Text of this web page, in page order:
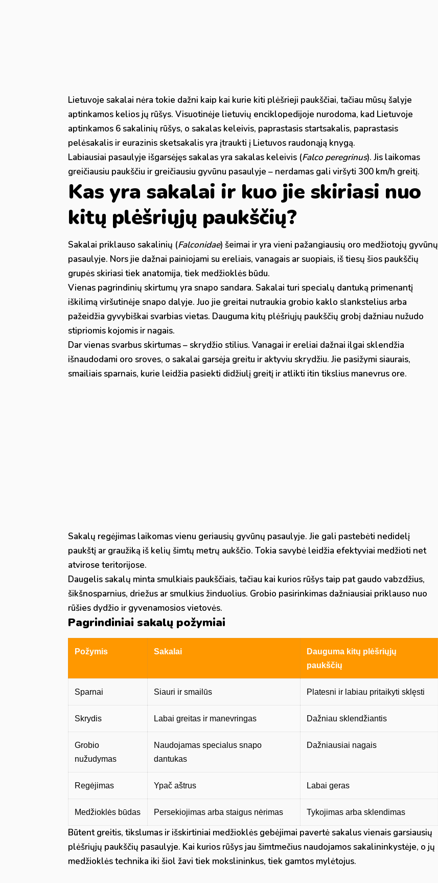
Lietuvoje sakalai nėra tokie dažni kaip kai kurie kiti plėšrieji paukščiai, tačiau mūsų šalyje
aptinkamos kelios jų rūšys. Visuotinėje lietuvių enciklopedijoje nurodoma, kad Lietuvoje
aptinkamos 6 sakalinių rūšys, o sakalas keleivis, paprastasis startsakalis, paprastasis
pelėsakalis ir eurazinis sketsakalis yra įtraukti į Lietuvos raudonąją knygą.
Labiausiai pasaulyje išgarsėjęs sakalas yra sakalas keleivis (Falco peregrinus). Jis laikomas
greičiausiu paukščiu ir greičiausiu gyvūnu pasaulyje – nerdamas gali viršyti 300 km/h greitį.
Kas yra sakalai ir kuo jie skiriasi nuo
kitų plėšriųjų paukščių?
Sakalai priklauso sakalinių (Falconidae) šeimai ir yra vieni pažangiausių oro medžiotojų gyvūnų
pasaulyje. Nors jie dažnai painiojami su ereliais, vanagais ar suopiais, iš tiesų šios paukščių
grupės skiriasi tiek anatomija, tiek medžioklės būdu.
Vienas pagrindinių skirtumų yra snapo sandara. Sakalai turi specialų dantuką primenantį
iškilimą viršutinėje snapo dalyje. Juo jie greitai nutraukia grobio kaklo slankstelius arba
pažeidžia gyvybiškai svarbias vietas. Dauguma kitų plėšriųjų paukščių grobį dažniau nužudo
stipriomis kojomis ir nagais.
Dar vienas svarbus skirtumas – skrydžio stilius. Vanagai ir ereliai dažnai ilgai sklendžia
išnaudodami oro sroves, o sakalai garsėja greitu ir aktyviu skrydžiu. Jie pasižymi siaurais,
smailiais sparnais, kurie leidžia pasiekti didžiulį greitį ir atlikti itin tikslius manevrus ore.
Sakalų regėjimas laikomas vienu geriausių gyvūnų pasaulyje. Jie gali pastebėti nedidelį
paukštį ar graužiką iš kelių šimtų metrų aukščio. Tokia savybė leidžia efektyviai medžioti net
atvirose teritorijose.
Daugelis sakalų minta smulkiais paukščiais, tačiau kai kurios rūšys taip pat gaudo vabzdžius,
šikšnosparnius, driežus ar smulkius žinduolius. Grobio pasirinkimas dažniausiai priklauso nuo
rūšies dydžio ir gyvenamosios vietovės.
Pagrindiniai sakalų požymiai
Požymis Sakalai
Dauguma kitų plėšriųjų
paukščių
Sparnai Siauri ir smailūs Platesni ir labiau pritaikyti sklęsti
Skrydis Labai greitas ir manevringas Dažniau sklendžiantis
Grobio
nužudymas
Naudojamas specialus snapo
dantukas
Dažniausiai nagais
Regėjimas Ypač aštrus Labai geras
Medžioklės būdas Persekiojimas arba staigus nėrimas Tykojimas arba sklendimas
Būtent greitis, tikslumas ir išskirtiniai medžioklės gebėjimai pavertė sakalus vienais garsiausių
plėšriųjų paukščių pasaulyje. Kai kurios rūšys jau šimtmečius naudojamos sakalininkystėje, o jų
medžioklės technika iki šiol žavi tiek mokslininkus, tiek gamtos mylėtojus.